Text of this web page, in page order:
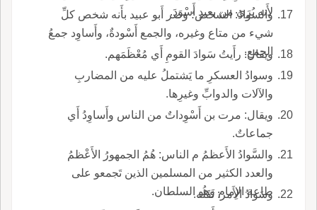
لأَنه يُرَى من بعيدٍ أَسْوَدَ.
والسوادُ: الشخص؛ وصر أَبو عبيد بأَنه شخص كلِّ
شيء من متاع وغيره، والجمع أَسْودةٌ، وأَساوِد جمعُ
الجمعِ.
ويقال: رأَيتُ سَوادَ القومِ أَي مُعْظَمَهم.
وسوادُ العسكرِ ما يَشتملُ عليه من المضاربِ
والآلات والدوابِّ وغيرِها.
ويقال: مرت بن أَسْوِداتٌ من الناس وأَساوِدُ أَي
جماعاتٌ.
والسَّوادُ الأَعظمُ م الناس: هُمُ الجمهورُ الأَعْظمُ
والعدد الكثير من المسلمين الذين تَجمعو على
طاعة الإِمام وهو السلطان.
وسَوادُ الأَمر: ثَقَلُه.